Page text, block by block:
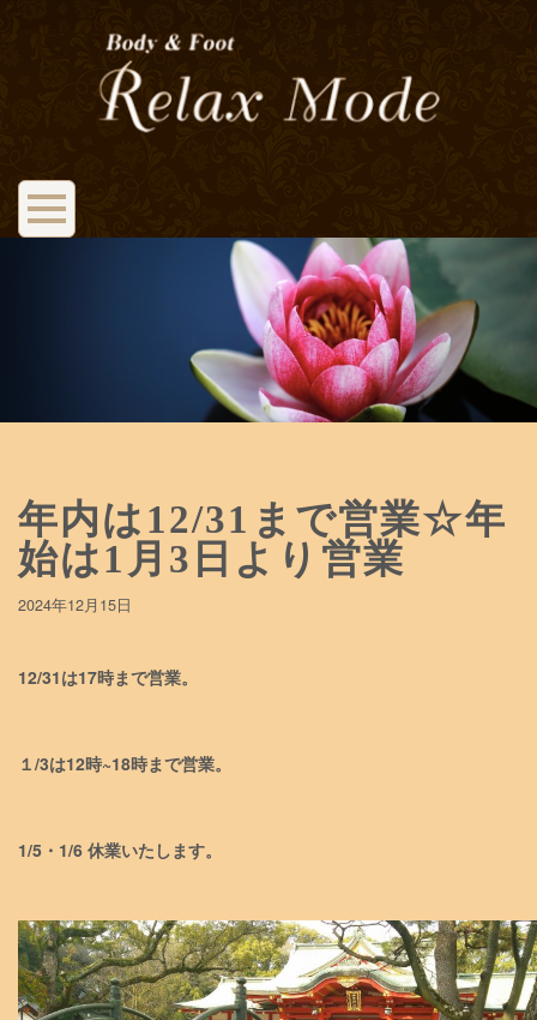
年内は12/31まで営業☆年
始は1月3日より営業
2024年12月15日
12/31は17時まで営業。
１/3は12時~18時まで営業。
1/5・1/6 休業いたします。